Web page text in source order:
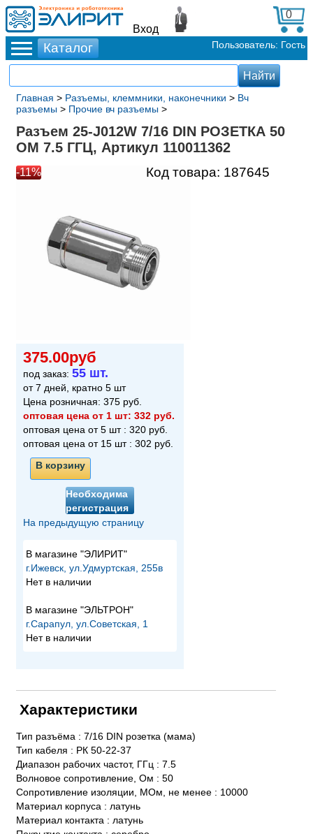
Вход
0
Пользователь: Гость
Главная > Разъемы, клеммники, наконечники > Вч
разъемы > Прочие вч разъемы >
Разъем 25-J012W 7/16 DIN РОЗЕТКА 50
ОМ 7.5 ГГЦ, Артикул 110011362
-11% Код товара: 187645
375.00руб
под заказ: 55 шт.
от 7 дней, кратно 5 шт
Цена розничная: 375 руб.
оптовая цена от 1 шт: 332 руб.
оптовая цена от 5 шт : 320 руб.
оптовая цена от 15 шт : 302 руб.
В корзину
Необходима
регистрация
На предыдущую страницу
В магазине "ЭЛИРИТ"
г.Ижевск, ул.Удмуртская, 255в
Нет в наличии
В магазине "ЭЛЬТРОН"
г.Сарапул, ул.Советская, 1
Нет в наличии
Характеристики
Тип разъёма : 7/16 DIN розетка (мама)
Тип кабеля : РК 50-22-37
Диапазон рабочих частот, ГГц : 7.5
Волновое сопротивление, Ом : 50
Сопротивление изоляции, МОм, не менее : 10000
Материал корпуса : латунь
Материал контакта : латунь